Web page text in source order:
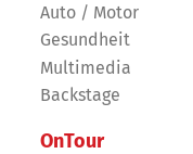
Auto / Motor
Gesundheit
Multimedia
Backstage
OnTour